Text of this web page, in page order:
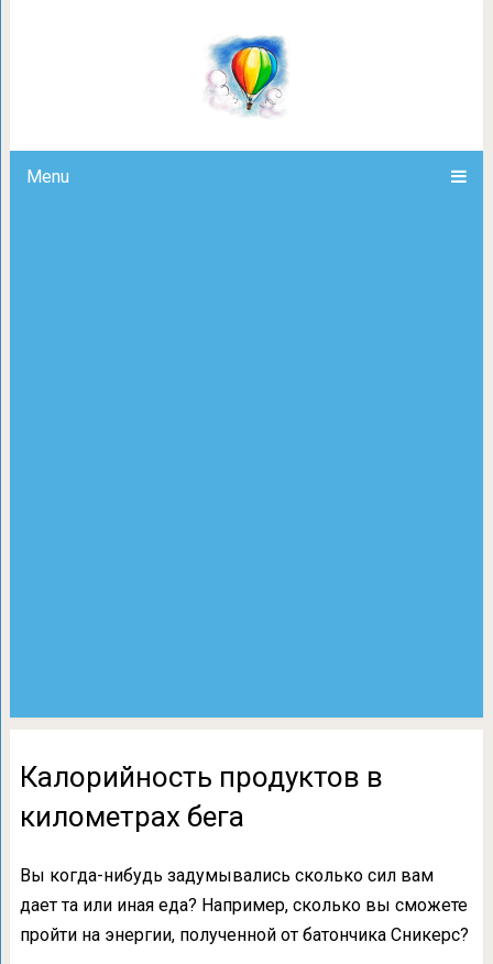
Menu
Калорийность
Калорийность продуктов в
километрах бега
Вы когда-нибудь задумывались сколько сил вам
дает та или иная еда? Например, сколько вы сможете
пройти на энергии, полученной от батончика Сникерс?